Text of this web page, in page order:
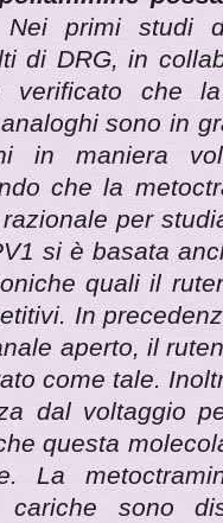
Nei primi studi
di DRG, in
verificato che
sono in
in maniera
che la
per
si è basata
quali il
In
aperto, il
come tale.
dal voltaggio
questa
La
sono